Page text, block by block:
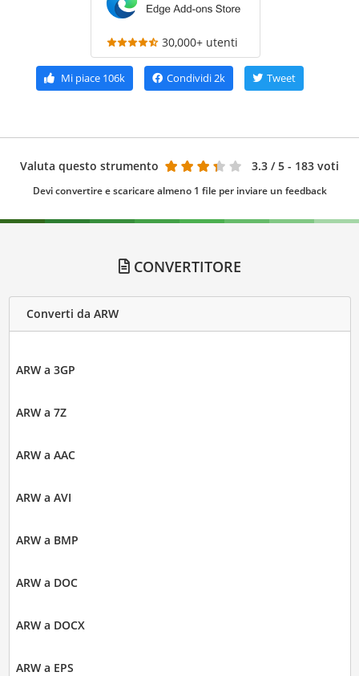
30,000+ utenti
Mi piace 106k Condividi2k Tweet
Valuta questo strumento 3.3 / 5 - 183 voti
Devi convertire e scaricare almeno 1 file per inviare un feedback
CONVERTITORE
Converti da ARW
ARW a 3GP
ARW a 7Z
ARW a AAC
ARW a AVI
ARW a BMP
ARW a DOC
ARW a DOCX
ARW a EPS